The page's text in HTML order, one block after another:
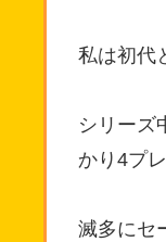
私は初代
シリーズ
かり4プ
滅多にセ